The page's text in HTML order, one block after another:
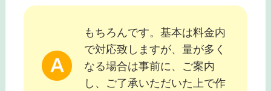
もちろんです。基本は料金内
で対応致しますが、量が多く
なる場合は事前に、ご案内
し、ご了承いただいた上で作